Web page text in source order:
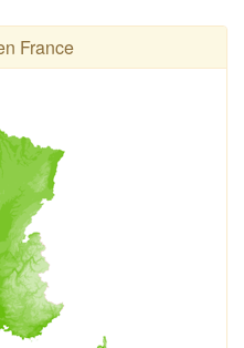
France